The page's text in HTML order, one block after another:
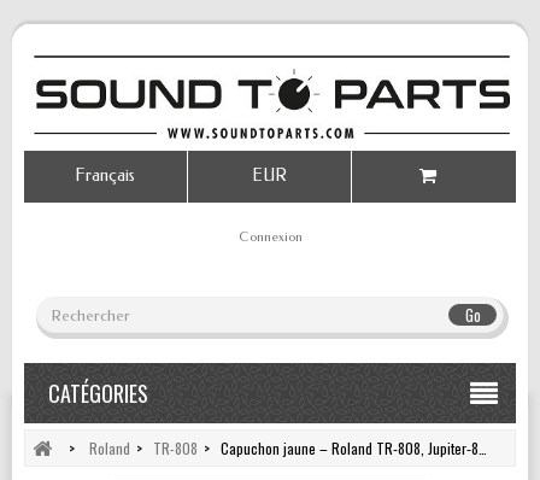
Go
Connexion
EUR
Français
CATÉGORIES
> Roland > TR-808 > Capuchon jaune – Roland TR‑808, Jupiter‑8…